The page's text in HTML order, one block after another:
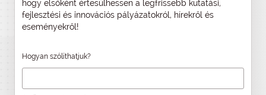
hogy elsőként értesülhessen a legfrissebb kutatási,
fejlesztési és innovációs pályázatokról, hírekről és
eseményekről!
Hogyan szólíthatjuk?